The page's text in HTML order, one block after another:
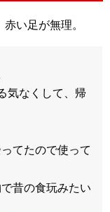
い足が無理。
気なくして、帰
てたので使って
昔の食玩みたい